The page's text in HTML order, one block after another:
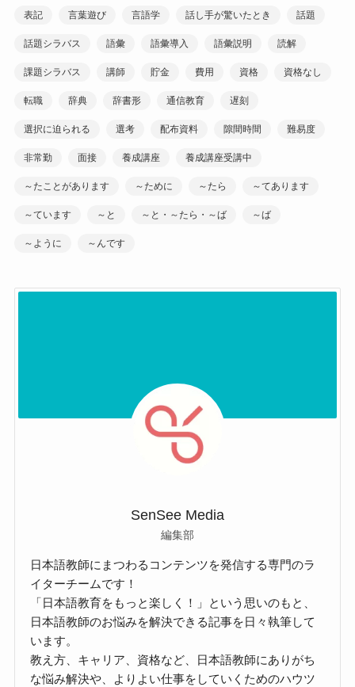
表記 言葉遊び 言語学 話し手が驚いたとき 話題
話題シラバス 語彙 語彙導入 語彙説明 読解
課題シラバス 講師 貯金 費用 資格 資格なし
転職 辞典 辞書形 通信教育 遅刻
選択に迫られる 選考 配布資料 隙間時間 難易度
非常勤 面接 養成講座 養成講座受講中
～たことがあります ～ために ～たら ～てあります
～ています ～と ～と・～たら・～ば ～ば
～ように ～んです
SenSee Media
編集部
日本語教師にまつわるコンテンツを発信する専門のラ
イターチームです！
「日本語教育をもっと楽しく！」という思いのもと、
日本語教師のお悩みを解決できる記事を日々執筆して
います。
教え方、キャリア、資格など、日本語教師にありがち
な悩み解決や、よりよい仕事をしていくためのハウツ